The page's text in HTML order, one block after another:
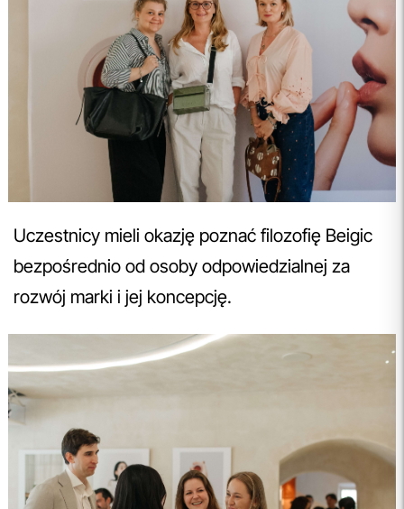
Uczestnicy mieli okazję poznać filozofię Beigic
bezpośrednio od osoby odpowiedzialnej za
rozwój marki i jej koncepcję.